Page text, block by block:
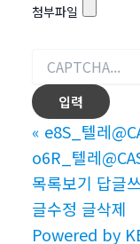
첨부파일
« e8S_텔레
o6R_텔레
목록보기 답글
글수정 글삭제
Powered by